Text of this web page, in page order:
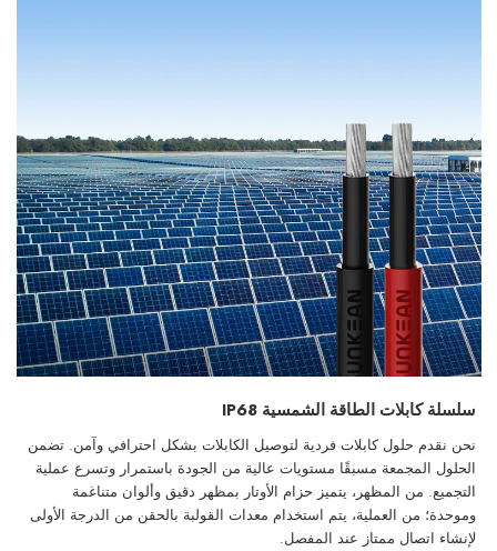
سلسلة كابلات الطاقة الشمسية IP68
نحن نقدم حلول كابلات فردية لتوصيل الكابلات بشكل احترافي وآمن. تضمن
الحلول المجمعة مسبقًا مستويات عالية من الجودة باستمرار وتسرع عملية
التجميع. من المظهر، يتميز حزام الأوتار بمظهر دقيق وألوان متناغمة
وموحدة؛ من العملية، يتم استخدام معدات القولبة بالحقن من الدرجة الأولى
لإنشاء اتصال ممتاز عند المفصل.